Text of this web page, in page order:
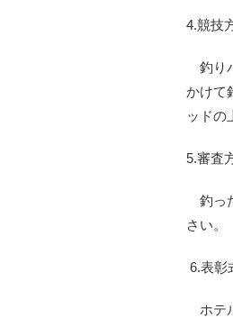
4.競技
釣り
かけて
ッドの
5.審査
釣っ
さい。
6.表彰
ホテ